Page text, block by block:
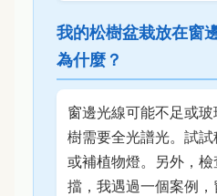
我的松樹盆栽放在窗
為什麼？
窗邊光線可能不足或
樹需要全光譜光。試試
或補植物燈。另外，
擋，我遇過一個案例